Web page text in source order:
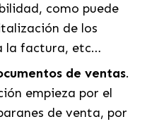
como puede
de los
la factura, etc…
de ventas.
empieza por el
de venta, por